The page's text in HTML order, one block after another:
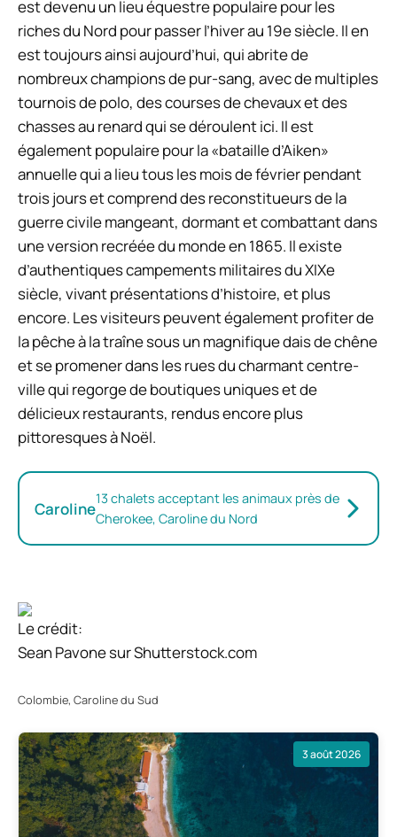
est devenu un lieu équestre populaire pour les
riches du Nord pour passer l’hiver au 19e siècle. Il en
est toujours ainsi aujourd’hui, qui abrite de
nombreux champions de pur-sang, avec de multiples
tournois de polo, des courses de chevaux et des
chasses au renard qui se déroulent ici. Il est
également populaire pour la «bataille d’Aiken»
annuelle qui a lieu tous les mois de février pendant
trois jours et comprend des reconstitueurs de la
guerre civile mangeant, dormant et combattant dans
une version recréée du monde en 1865. Il existe
d’authentiques campements militaires du XIXe
siècle, vivant présentations d’histoire, et plus
encore. Les visiteurs peuvent également profiter de
la pêche à la traîne sous un magnifique dais de chêne
et se promener dans les rues du charmant centre-
ville qui regorge de boutiques uniques et de
délicieux restaurants, rendus encore plus
pittoresques à Noël.
Caroline13 chalets acceptant les animaux près de
Cherokee, Caroline du Nord
Le crédit:
Sean Pavone sur Shutterstock.com
Colombie, Caroline du Sud
3 août 2026